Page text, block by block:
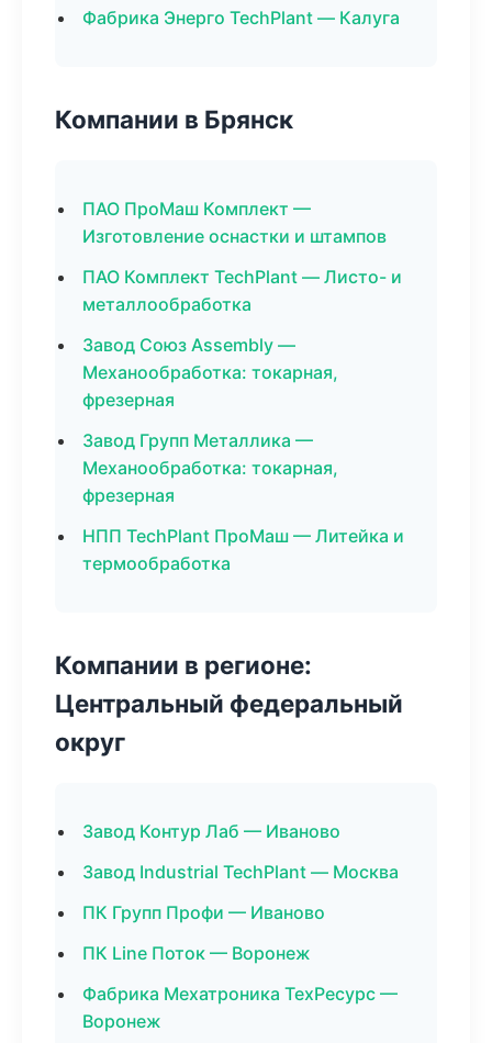
Фабрика Энерго TechPlant — Калуга
Компании в Брянск
ПАО ПроМаш Комплект —
Изготовление оснастки и штампов
ПАО Комплект TechPlant — Листо- и
металлообработка
Завод Союз Assembly —
Механообработка: токарная,
фрезерная
Завод Групп Металлика —
Механообработка: токарная,
фрезерная
НПП TechPlant ПроМаш — Литейка и
термообработка
Компании в регионе:
Центральный федеральный
округ
Завод Контур Лаб — Иваново
Завод Industrial TechPlant — Москва
ПК Групп Профи — Иваново
ПК Line Поток — Воронеж
Фабрика Мехатроника ТехРесурс —
Воронеж